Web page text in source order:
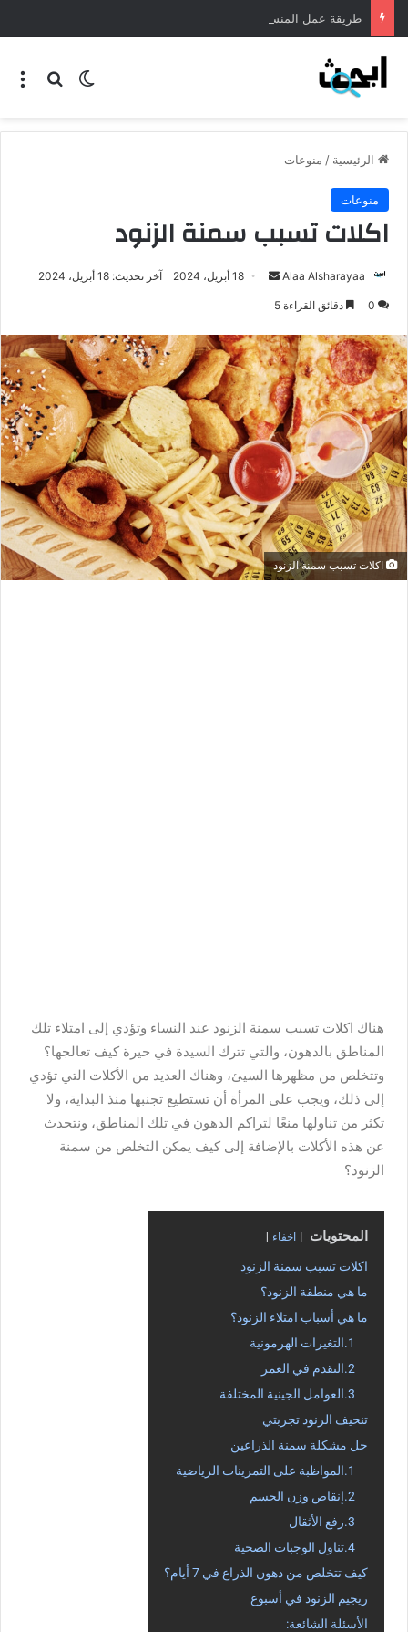
طريقة عمل المنسف الاردني
الرئيسية / منوعات
منوعات
اكلات تسبب سمنة الزنود
Alaa Alsharayaa 18 أبريل، 2024 آخر تحديث: 18 أبريل، 2024
0 دقائق القراءة 5
اكلات تسبب سمنة الزنود
هناك اكلات تسبب سمنة الزنود عند النساء وتؤدي إلى امتلاء تلك
المناطق بالدهون، والتي تترك السيدة في حيرة كيف تعالجها؟
وتتخلص من مظهرها السيئ، وهناك العديد من الأكلات التي تؤدي
إلى ذلك، ويجب على المرأة أن تستطيع تجنبها منذ البداية، ولا
تكثر من تناولها منعًا لتراكم الدهون في تلك المناطق، ونتحدث
عن هذه الأكلات بالإضافة إلى كيف يمكن التخلص من سمنة
الزنود؟
المحتويات اخفاء
اكلات تسبب سمنة الزنود
ما هي منطقة الزنود؟
ما هي أسباب امتلاء الزنود؟
1.التغيرات الهرمونية
2.التقدم في العمر
3.العوامل الجينية المختلفة
تنحيف الزنود تجربتي
حل مشكلة سمنة الذراعين
1.المواظبة على التمرينات الرياضية
2.إنقاص وزن الجسم
3.رفع الأثقال
4.تناول الوجبات الصحية
كيف تتخلص من دهون الذراع في 7 أيام؟
ريجيم الزنود في أسبوع
الأسئلة الشائعة: